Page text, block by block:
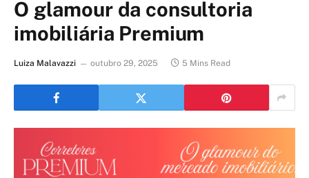
O glamour da consultoria
imobiliária Premium
Luiza Malavazzi outubro 29, 2025 5 Mins Read